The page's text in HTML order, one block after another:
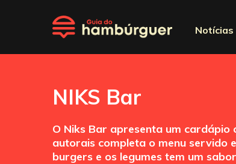
Notícias
NIKS Bar
O Niks Bar apresenta um
autorais completa o menu servido
burgers e os legumes tem um